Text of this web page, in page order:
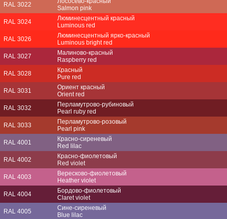
RAL 3022
Salmon pink
RAL 3024
Люминесцентный красный
Luminous red
RAL 3026
Люминесцентный ярко-красный
Luminous bright red
RAL 3027
Малиново-красный
Raspberry red
RAL 3028
Красный
Pure red
RAL 3031
Ориент красный
Orient red
RAL 3032
Перламутрово-рубиновый
Pearl ruby red
RAL 3033
Перламутрово-розовый
Pearl pink
RAL 4001
Красно-сиреневый
Red lilac
RAL 4002
Красно-фиолетовый
Red violet
RAL 4003
Вересково-фиолетовый
Heather violet
RAL 4004
Бордово-фиолетовый
Claret violet
RAL 4005
Сине-сиреневый
Blue lilac